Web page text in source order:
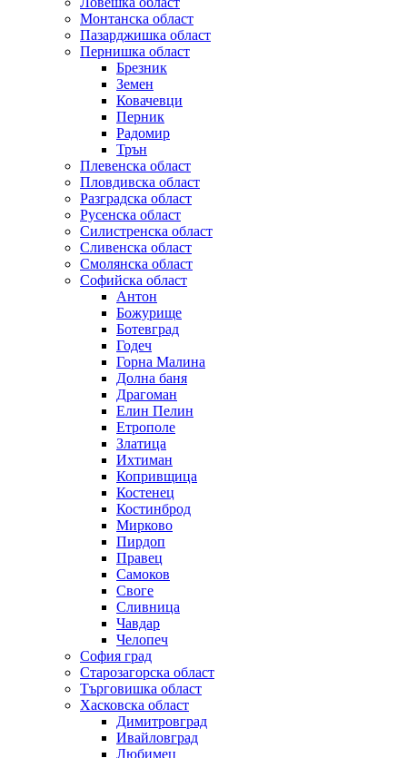
Монтанска област
Пазарджишка област
Пернишка област
Брезник
Земен
Ковачевци
Перник
Радомир
Трън
Плевенска област
Пловдивска област
Разградска област
Русенска област
Силистренска област
Сливенска област
Смолянска област
Софийска област
Антон
Божурище
Ботевград
Годеч
Горна Малина
Долна баня
Драгоман
Елин Пелин
Етрополе
Златица
Ихтиман
Копривщица
Костенец
Костинброд
Мирково
Пирдоп
Правец
Самоков
Своге
Сливница
Чавдар
Челопеч
София град
Старозагорска област
Търговишка област
Хасковска област
Димитровград
Ивайловград
Любимец